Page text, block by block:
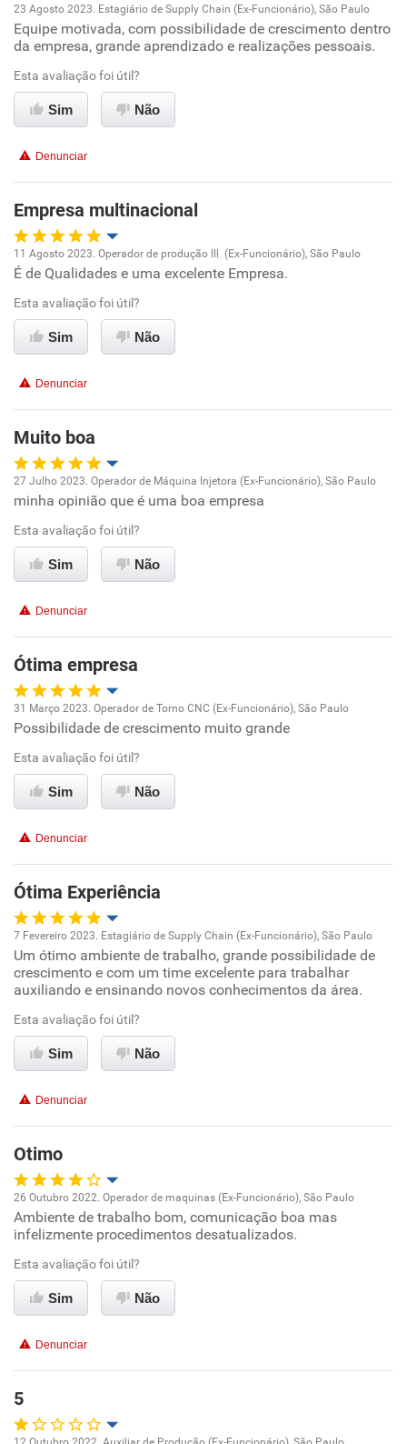
Oportunidade de promoção
Ambiente de trabalho
Conciliação com a vida familiar
Recomenda esta empresa
23 Agosto 2023. Estagiário de Supply Chain (Ex-Funcionário), São Paulo
Equipe motivada, com possibilidade de crescimento dentro
da empresa, grande aprendizado e realizações pessoais.
Esta avaliação foi útil?
Sim Não
Denunciar
Empresa multinacional
Oportunidade de promoção
Ambiente de trabalho
Benefícios
Recomenda esta empresa
Recomenda a diretoria
11 Agosto 2023. Operador de produção lll (Ex-Funcionário), São Paulo
É de Qualidades e uma excelente Empresa.
Esta avaliação foi útil?
Sim Não
Denunciar
Muito boa
Oportunidade de promoção
Ambiente de trabalho
Benefícios
Recomenda esta empresa
Recomenda a diretoria
27 Julho 2023. Operador de Máquina Injetora (Ex-Funcionário), São Paulo
minha opinião que é uma boa empresa
Esta avaliação foi útil?
Sim Não
Denunciar
Ótima empresa
Oportunidade de promoção
Ambiente de trabalho
Benefícios
Recomenda esta empresa
Recomenda a diretoria
31 Março 2023. Operador de Torno CNC (Ex-Funcionário), São Paulo
Possibilidade de crescimento muito grande
Esta avaliação foi útil?
Sim Não
Denunciar
Ótima Experiência
Oportunidade de promoção
Conciliação com a vida familiar
7 Fevereiro 2023. Estagiário de Supply Chain (Ex-Funcionário), São Paulo
Um ótimo ambiente de trabalho, grande possibilidade de
crescimento e com um time excelente para trabalhar
auxiliando e ensinando novos conhecimentos da área.
Esta avaliação foi útil?
Sim Não
Denunciar
Otimo
Oportunidade de promoção
Ambiente de trabalho
Conciliação com a vida familiar
26 Outubro 2022. Operador de maquinas (Ex-Funcionário), São Paulo
Ambiente de trabalho bom, comunicação boa mas
infelizmente procedimentos desatualizados.
Esta avaliação foi útil?
Sim Não
Denunciar
5